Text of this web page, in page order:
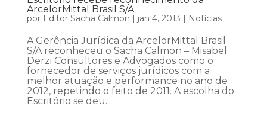
ArcelorMittal Brasil S/A
por Editor Sacha Calmon | jan 4, 2013 | Notícias
A Gerência Jurídica da ArcelorMittal Brasil
S/A reconheceu o Sacha Calmon – Misabel
Derzi Consultores e Advogados como o
fornecedor de serviços jurídicos com a
melhor atuação e performance no ano de
2012, repetindo o feito de 2011. A escolha do
Escritório se deu...